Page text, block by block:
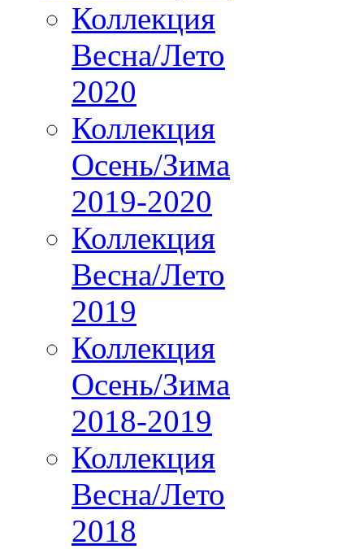
Коллекция
Весна/Лето
2020
Коллекция
Осень/Зима
2019-2020
Коллекция
Весна/Лето
2019
Коллекция
Осень/Зима
2018-2019
Коллекция
Весна/Лето
2018